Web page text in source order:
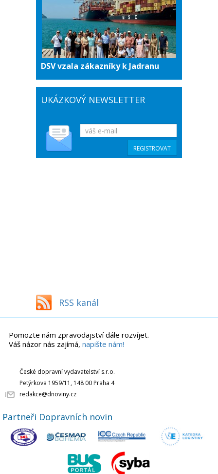
DSV vzala zákazníky k Jadranu
UKÁZKOVÝ NEWSLETTER
RSS kanál
Pomozte nám zpravodajství dále rozvíjet.
Váš názor nás zajímá, napište nám!
České dopravní vydavatelství s.r.o.
Petýrkova 1959/11, 148 00 Praha 4
redakce@dnoviny.cz
Partneři Dopravních novin